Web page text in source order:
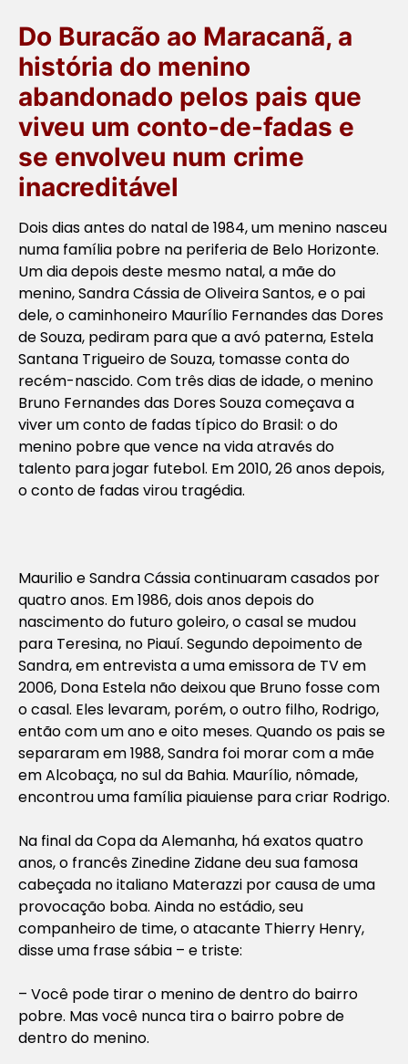
Do Buracão ao Maracanã, a
história do menino
abandonado pelos pais que
viveu um conto-de-fadas e
se envolveu num crime
inacreditável
Dois dias antes do natal de 1984, um menino nasceu
numa família pobre na periferia de Belo Horizonte.
Um dia depois deste mesmo natal, a mãe do
menino, Sandra Cássia de Oliveira Santos, e o pai
dele, o caminhoneiro Maurílio Fernandes das Dores
de Souza, pediram para que a avó paterna, Estela
Santana Trigueiro de Souza, tomasse conta do
recém-nascido. Com três dias de idade, o menino
Bruno Fernandes das Dores Souza começava a
viver um conto de fadas típico do Brasil: o do
menino pobre que vence na vida através do
talento para jogar futebol. Em 2010, 26 anos depois,
o conto de fadas virou tragédia.
Maurilio e Sandra Cássia continuaram casados por
quatro anos. Em 1986, dois anos depois do
nascimento do futuro goleiro, o casal se mudou
para Teresina, no Piauí. Segundo depoimento de
Sandra, em entrevista a uma emissora de TV em
2006, Dona Estela não deixou que Bruno fosse com
o casal. Eles levaram, porém, o outro filho, Rodrigo,
então com um ano e oito meses. Quando os pais se
separaram em 1988, Sandra foi morar com a mãe
em Alcobaça, no sul da Bahia. Maurílio, nômade,
encontrou uma família piauiense para criar Rodrigo.
Na final da Copa da Alemanha, há exatos quatro
anos, o francês Zinedine Zidane deu sua famosa
cabeçada no italiano Materazzi por causa de uma
provocação boba. Ainda no estádio, seu
companheiro de time, o atacante Thierry Henry,
disse uma frase sábia – e triste:
– Você pode tirar o menino de dentro do bairro
pobre. Mas você nunca tira o bairro pobre de
dentro do menino.